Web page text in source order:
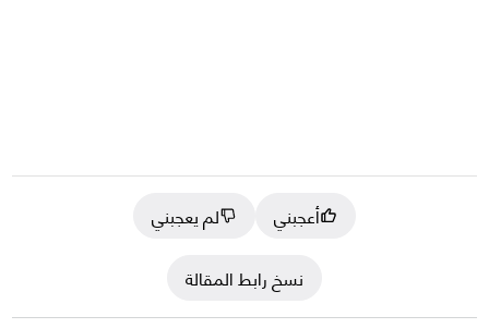
أعجبني
لم يعجبني
نسخ رابط المقالة